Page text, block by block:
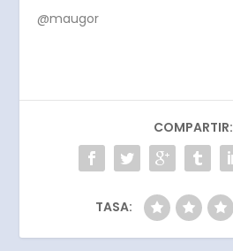
@maugor
COMPARTIR:
TASA: